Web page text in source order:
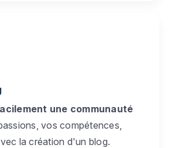
une communauté
vos compétences,
la création d'un blog.